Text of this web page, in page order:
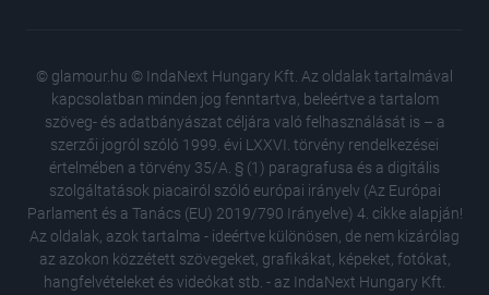
© glamour.hu © IndaNext Hungary Kft. Az oldalak tartalmával
kapcsolatban minden jog fenntartva, beleértve a tartalom
szöveg- és adatbányászat céljára való felhasználását is – a
szerzői jogról szóló 1999. évi LXXVI. törvény rendelkezései
értelmében a törvény 35/A. § (1) paragrafusa és a digitális
szolgáltatások piacairól szóló európai irányelv (Az Európai
Parlament és a Tanács (EU) 2019/790 Irányelve) 4. cikke alapján!
Az oldalak, azok tartalma - ideértve különösen, de nem kizárólag
az azokon közzétett szövegeket, grafikákat, képeket, fotókat,
hangfelvételeket és videókat stb. - az IndaNext Hungary Kft.